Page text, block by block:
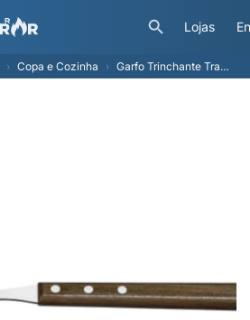
Lojas
Copa e Cozinha Garfo Trinchante Tramontina Tradicional 6" Madeira Natural